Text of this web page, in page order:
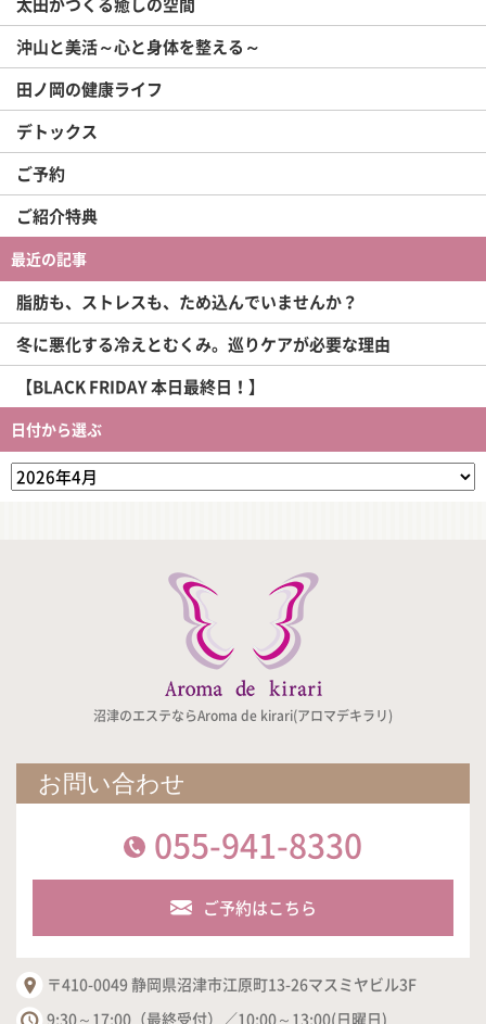
沖山と美活～心と身体を整える～
田ノ岡の健康ライフ
デトックス
ご予約
ご紹介特典
最近の記事
脂肪も、ストレスも、ため込んでいませんか？
冬に悪化する冷えとむくみ。巡りケアが必要な理由
【BLACK FRIDAY 本日最終日！】
日付から選ぶ
沼津のエステならAroma de kirari(アロマデキラリ)
お問い合わせ
055-941-8330
ご予約はこちら
〒410-0049 静岡県沼津市江原町13-26マスミヤビル3F
9:30～17:00（最終受付）／10:00～13:00(日曜日)